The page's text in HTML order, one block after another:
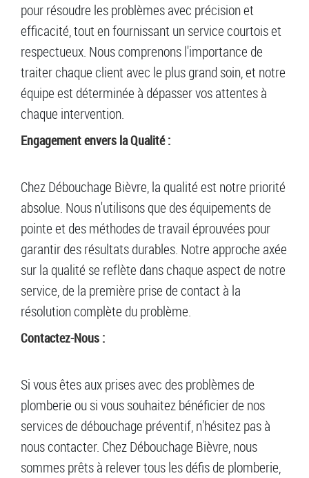
pour résoudre les problèmes avec précision et
efficacité, tout en fournissant un service courtois et
respectueux. Nous comprenons l'importance de
traiter chaque client avec le plus grand soin, et notre
équipe est déterminée à dépasser vos attentes à
chaque intervention.
Engagement envers la Qualité :
Chez Débouchage Bièvre, la qualité est notre priorité
absolue. Nous n'utilisons que des équipements de
pointe et des méthodes de travail éprouvées pour
garantir des résultats durables. Notre approche axée
sur la qualité se reflète dans chaque aspect de notre
service, de la première prise de contact à la
résolution complète du problème.
Contactez-Nous :
Si vous êtes aux prises avec des problèmes de
plomberie ou si vous souhaitez bénéficier de nos
services de débouchage préventif, n'hésitez pas à
nous contacter. Chez Débouchage Bièvre, nous
sommes prêts à relever tous les défis de plomberie,